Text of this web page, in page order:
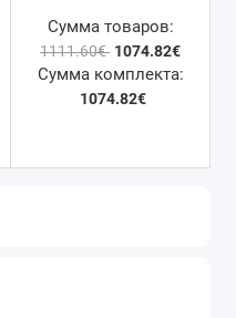
Сумма товаров:
1111.60€ 1074.82€
Сумма комплекта:
1074.82€